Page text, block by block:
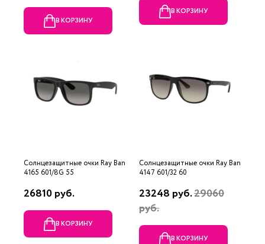
В КОРЗИНУ
В КОРЗИНУ
Солнцезащитные очки Ray Ban
4165 601/8G 55
26810 руб.
В КОРЗИНУ
Солнцезащитные очки Ray Ban
4147 601/32 60
23248 руб.29060
руб.
В КОРЗИНУ